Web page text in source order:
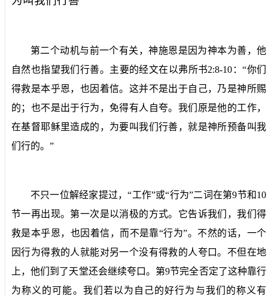
第二个动机与前一个有关，神施恩是因为神本为善，他
自然也指望我们行善。主要的经文在以弗所书2:8-10 ：“你们
得救是本乎恩，也因着信。这并不是出于自己，乃是神所赐
的；也不是出于行为，免得有人自夸。我们原是他的工作，
在基督耶稣里造成的，为要叫我们行善，就是神所预备叫我
们行的。”
不只一位解经家提过，“工作”或“行为”二词在第9节和10
节一再出现。第一次是以消极的方式。它告诉我们，我们得
救是本乎恩，也因着信，而不是靠“行为”。不然的话，一个
因行为得救的人就能对另一个没有得救的人夸口。不但在地
上，他们到了天堂还会继续夸口。第9节完全否定了这种靠行
为称义的可能。我们若以为自己的好行为与我们的称义有